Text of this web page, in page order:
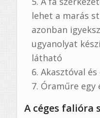
lehet a marás
azonban
ugyanolyat
látható
Akasztóval
Óraműre egy
A céges falióra